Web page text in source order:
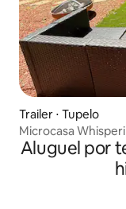
Trailer ⋅ Tupelo
Microcasa
Aluguel por